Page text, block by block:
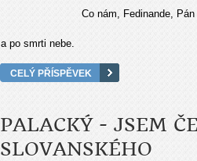
Co nám, Fedinande, Pán
máme v
a po smrti nebe.
CELÝ PŘÍSPĚVEK
PALACKÝ - JSEM
SLOVANSKÉHO